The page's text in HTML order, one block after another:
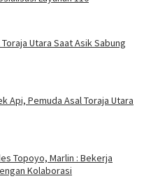
Utara Saat Asik Sabung
Api, Pemuda Asal Toraja Utara
Topoyo, Marlin : Bekerja
Kolaborasi